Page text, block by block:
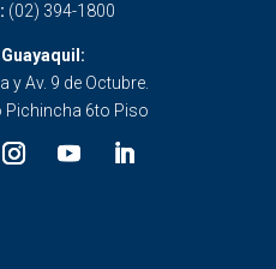
(02) 394-1800
y Av. 9 de Octubre.
Pichincha 6to Piso